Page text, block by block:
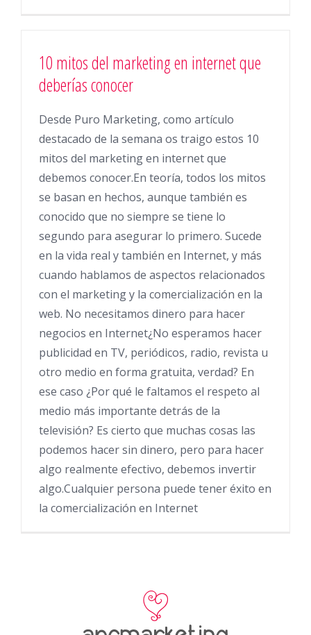
10 mitos del marketing en internet que
deberías conocer
Desde Puro Marketing, como artículo
destacado de la semana os traigo estos 10
mitos del marketing en internet que
debemos conocer.En teoría, todos los mitos
se basan en hechos, aunque también es
conocido que no siempre se tiene lo
segundo para asegurar lo primero. Sucede
en la vida real y también en Internet, y más
cuando hablamos de aspectos relacionados
con el marketing y la comercialización en la
web. No necesitamos dinero para hacer
negocios en Internet¿No esperamos hacer
publicidad en TV, periódicos, radio, revista u
otro medio en forma gratuita, verdad? En
ese caso ¿Por qué le faltamos el respeto al
medio más importante detrás de la
televisión? Es cierto que muchas cosas las
podemos hacer sin dinero, pero para hacer
algo realmente efectivo, debemos invertir
algo.Cualquier persona puede tener éxito en
la comercialización en Internet